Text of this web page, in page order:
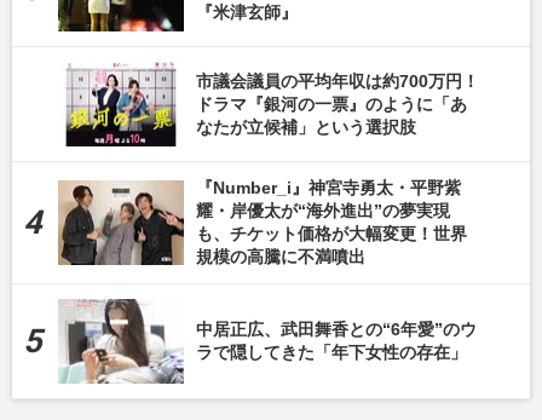
『米津玄師』
市議会議員の平均年収は約700万円！
ドラマ『銀河の一票』のように「あ
なたが立候補」という選択肢
『Number_i』神宮寺勇太・平野紫
耀・岸優太が“海外進出”の夢実現
も、チケット価格が大幅変更！世界
規模の高騰に不満噴出
中居正広、武田舞香との“6年愛”のウ
ラで隠してきた「年下女性の存在」